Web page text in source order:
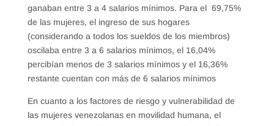
ganaban entre 3 a 4 salarios mínimos. Para el 69,75%
de las mujeres, el ingreso de sus hogares
(considerando a todos los sueldos de los miembros)
oscilaba entre 3 a 6 salarios mínimos, el 16,04%
percibían menos de 3 salarios mínimos y el 16,36%
restante cuentan con más de 6 salarios mínimos
En cuanto a los factores de riesgo y vulnerabilidad de
las mujeres venezolanas en movilidad humana, el